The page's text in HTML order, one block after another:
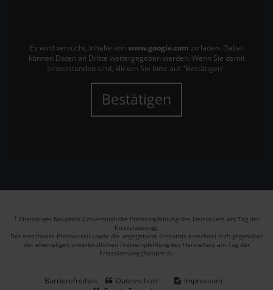
Es wird versucht, Inhalte von www.google.com zu laden. Dabei
können Daten an Dritte weitergegeben werden. Wenn Sie damit
einverstanden sind, klicken Sie bitte auf "Bestätigen".
Bestätigen
1 Ehemaliger Neupreis (Unverbindliche Preisempfehlung des Herstellers am Tag der
Erstzulassung).
Der errechnete Preisvorteil sowie die angegebene Ersparnis errechnet sich gegenüber
der ehemaligen unverbindlichen Preisempfehlung des Herstellers am Tag der
Erstzulassung (Neupreis).
Barrierefreiheit Datenschutz
Impressum